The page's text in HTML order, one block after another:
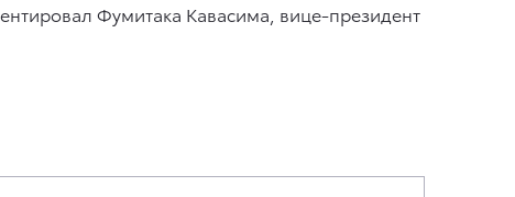
Фумитака Кавасима, вице-президент